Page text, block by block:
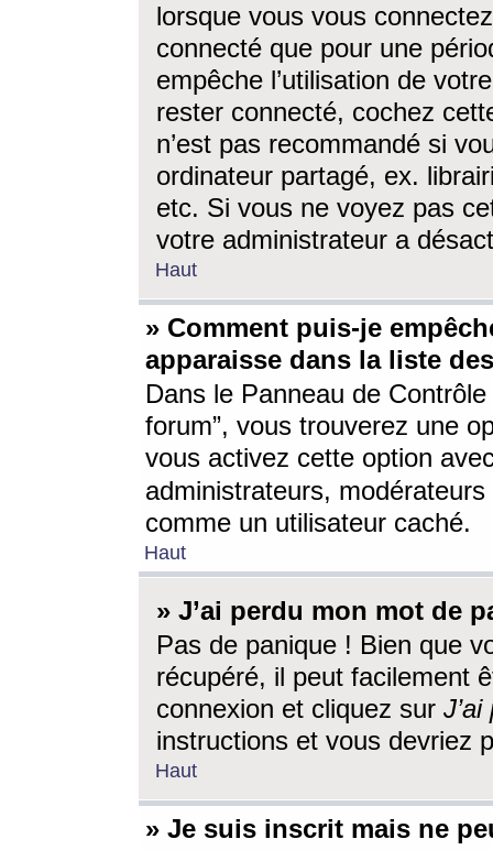
lorsque vous vous
connecté que pour une
empêche l’utilisation de
rester connecté, cochez
n’est pas recommandé si
ordinateur partagé, ex.
etc. Si vous ne voyez pas
votre administrateur a
Haut
» Comment puis-je
apparaisse dans la liste
Dans le Panneau de
forum”, vous trouverez une
vous activez cette option
administrateurs,
comme un utilisateur caché.
Haut
» J’ai perdu mon mot de
Pas de panique ! Bien que
récupéré, il peut facilement
connexion et cliquez sur
instructions et vous devriez
Haut
» Je suis inscrit mais ne